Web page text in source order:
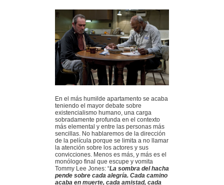
En el más humilde apartamento se acaba
teniendo el mayor debate sobre
existencialismo humano, una carga
sobradamente profunda en el contexto
más elemental y entre las personas más
sencillas. No hablaremos de la dirección
de la película porque se limita a no llamar
la atención sobre los actores y sus
convicciones. Menos es más, y más es el
monólogo final que escupe y vomita
Tommy Lee Jones: “La sombra del hacha
pende sobre cada alegría. Cada camino
acaba en muerte, cada amistad, cada